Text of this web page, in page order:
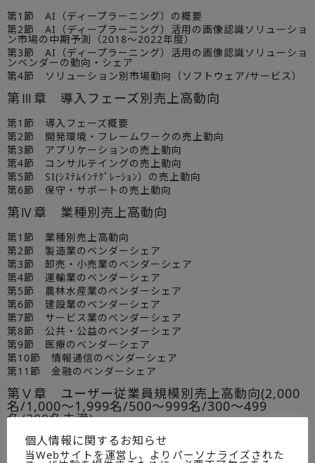
第1節 AI（ディープラーニング）の概要
第2節 AI（ディープラーニング）活用の画像認識ソリューショ
ン市場の中期予測（2018～2022年度）
第3節 AI（ディープラーニング）活用の画像認識ソリューショ
ンベンダーの動向・シェア
第4節 ソリューション別市場動向（ソフトウェア/サービス）
第Ⅲ章 導入フェーズ別売上高動向
第1節 導入フェーズ概要
第2節 開発環境・フレームワークの売上動向
第3節 アプリケーションの売上動向
第4節 コンサルテイングの売上動向
第5節 SI(ｼｽﾃﾑｲﾝﾃｸﾞﾚｰｼｮﾝ）の売上動向
第6節 保守・サポートの売上動向
第Ⅳ章 業種別売上高動向
第1節 業種別売上高動向
第2節 製造業のベンダーシェア
第3節 卸売・小売業のベンダーシェア
第4節 運輸業のベンダーシェア
第5節 農林水産業のベンダーシェア
第6節 建設業のベンダーシェア
第7節 サービス業のベンダーシェア
第8節 公共・公益のベンダーシェア
第9節 医療のベンダーシェア
第10節 情報通信のベンダーシェア
第11節 金融のベンダーシェア
第Ⅴ章 ユーザー従業員規模別売上高動向(2,000
名/1,000～1,999名/500～999名/300～499
名/300名未満)
第1節 従業員規模別売上高動向・ベンダーシェア
第2節 中小企業への導入施策
個人情報に関するお知らせ
当Webサイトを運営し、よりパーソナライズされた